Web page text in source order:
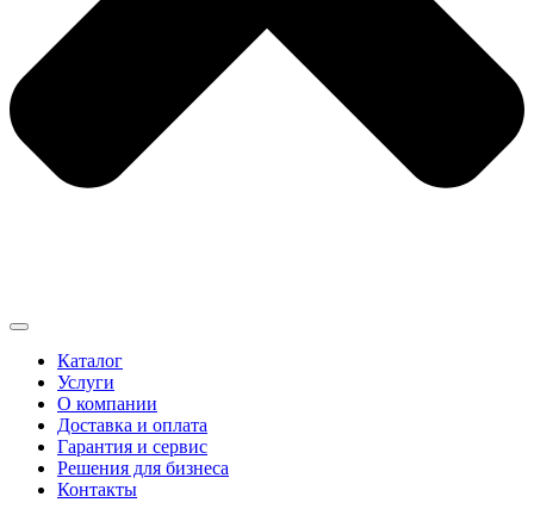
Каталог
Услуги
О компании
Доставка и оплата
Гарантия и сервис
Решения для бизнеса
Контакты